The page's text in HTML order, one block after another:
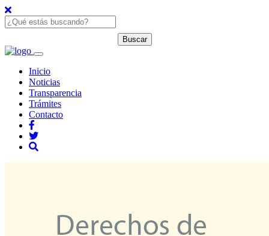
Inicio
Noticias
Transparencia
Trámites
Contacto